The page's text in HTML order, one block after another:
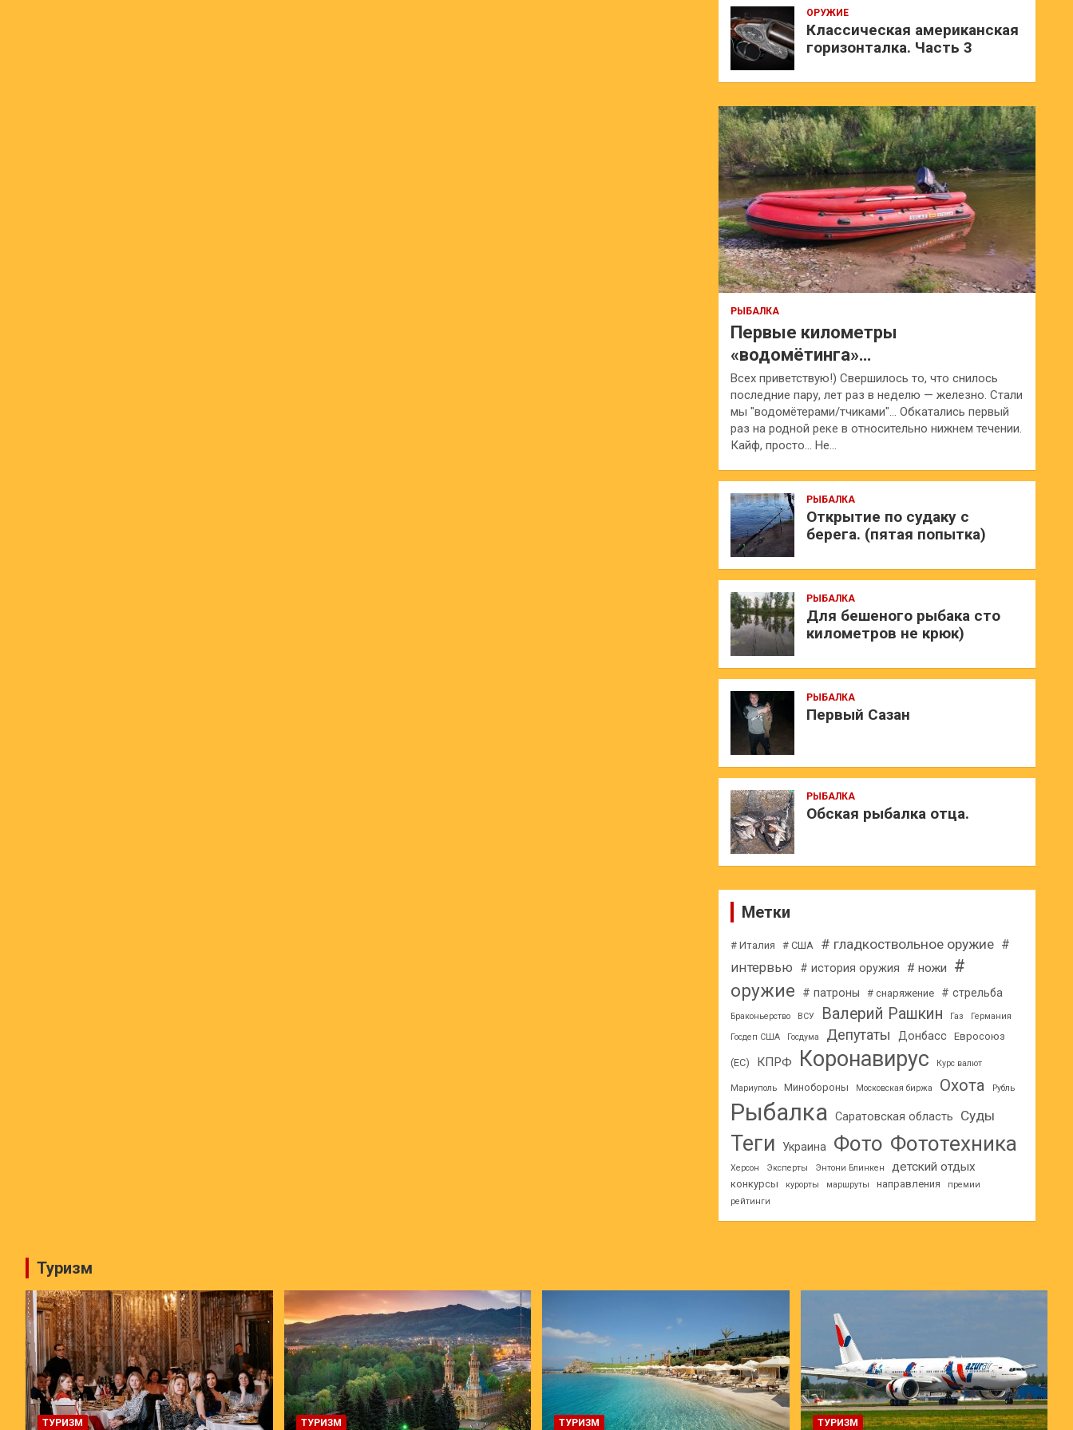
ОРУЖИЕ
Классическая американская
горизонталка. Часть 3
РЫБАЛКА
Первые километры
«водомётинга»…
Всех приветствую!) Свершилось то, что снилось
последние пару, лет раз в неделю — железно. Стали
мы "водомётерами/тчиками"… Обкатались первый
раз на родной реке в относительно нижнем течении.
Кайф, просто… Не…
РЫБАЛКА
Открытие по судаку с
берега. (пятая попытка)
РЫБАЛКА
Для бешеного рыбака сто
километров не крюк)
РЫБАЛКА
Первый Сазан
РЫБАЛКА
Обская рыбалка отца.
Метки
# Италия # США # гладкоствольное оружие #
интервью
# история оружия # ножи
#
оружие
# патроны # снаряжение # стрельба
Браконьерство ВСУ Валерий Рашкин Газ
Германия
Госдеп США
Госдума Депутаты Донбасс Евросоюз
(ЕС) КПРФ Коронавирус Курс валют
Мариуполь Минобороны Московская биржа Охота Рубль
Рыбалка Саратовская область Суды
Теги Украина Фото Фототехника
Херсон Эксперты Энтони Блинкен детский отдых
конкурсы курорты маршруты направления
премии
рейтинги
Туризм
ТУРИЗМ ТУРИЗМ ТУРИЗМ ТУРИЗМ